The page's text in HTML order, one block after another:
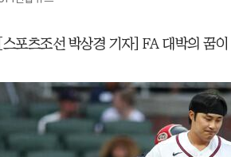
[스포츠조선 박상경 기자] FA 대박의 꿈